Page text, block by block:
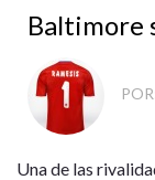
Baltimore
Una de las